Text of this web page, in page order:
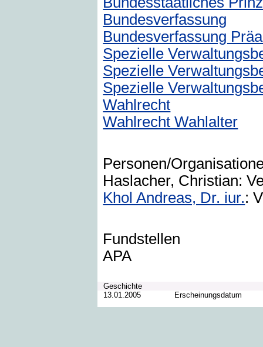
Bundesverfassung
Bundesverfassung
Spezielle
Spezielle
Spezielle
Wahlrecht
Wahlrecht Wahlalter
Personen/
Haslacher, Christian:
Khol Andreas, Dr. iur.:
Fundstellen
APA
Geschichte
13.01.2005
Erscheinungsdatum